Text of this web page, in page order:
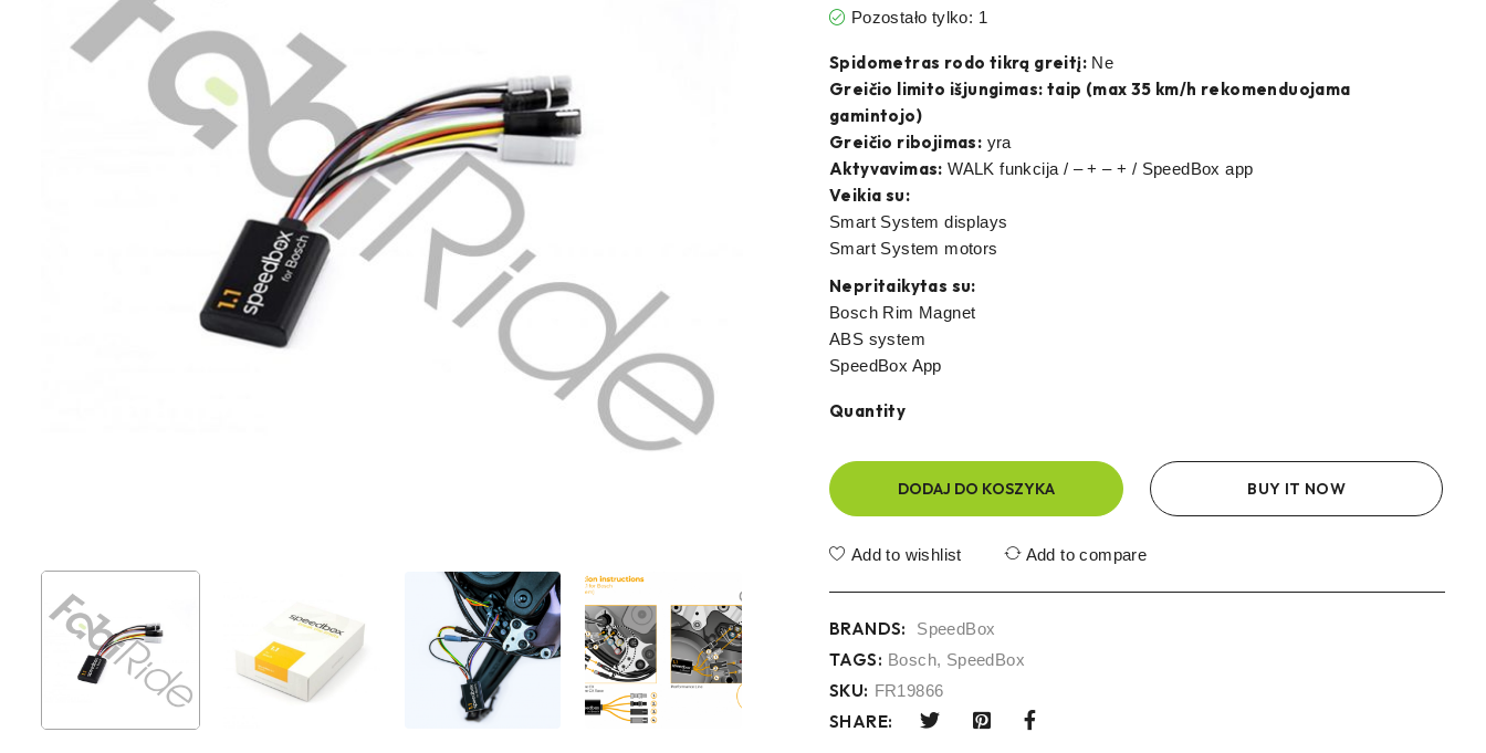
Pozostało tylko: 1
Spidometras rodo tikrą greitį: Ne
Greičio limito išjungimas: taip (max 35 km/h rekomenduojama
gamintojo)
Greičio ribojimas: yra
Aktyvavimas: WALK funkcija / – + – + / SpeedBox app
Veikia su:
Smart System displays
Smart System motors
Nepritaikytas su:
Bosch Rim Magnet
ABS system
SpeedBox App
Quantity
DODAJ DO KOSZYKA BUY IT NOW
Add to wishlist Add to compare
BRANDS: SpeedBox
TAGS: Bosch, SpeedBox
SKU: FR19866
SHARE: